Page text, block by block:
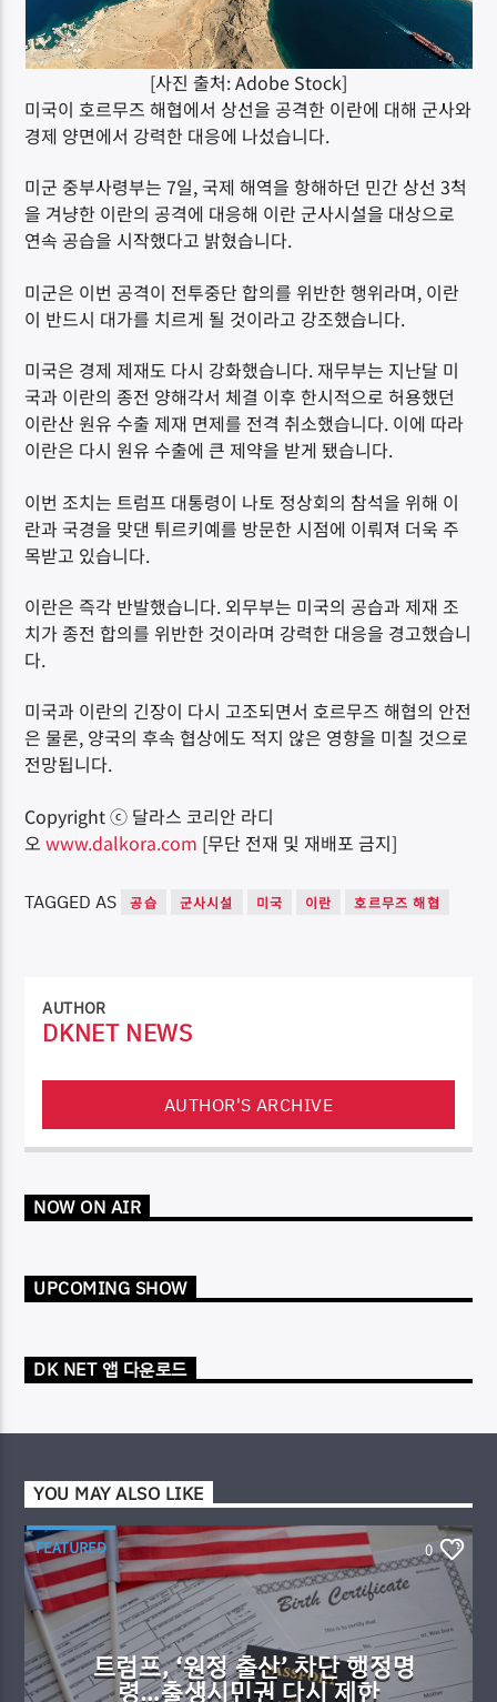
[사진 출처: Adobe Stock]
미국이 호르무즈 해협에서 상선을 공격한 이란에 대해 군사와
경제 양면에서 강력한 대응에 나섰습니다.
미군 중부사령부는 7일, 국제 해역을 항해하던 민간 상선 3척
을 겨냥한 이란의 공격에 대응해 이란 군사시설을 대상으로
연속 공습을 시작했다고 밝혔습니다.
미군은 이번 공격이 전투중단 합의를 위반한 행위라며, 이란
이 반드시 대가를 치르게 될 것이라고 강조했습니다.
미국은 경제 제재도 다시 강화했습니다. 재무부는 지난달 미
국과 이란의 종전 양해각서 체결 이후 한시적으로 허용했던
이란산 원유 수출 제재 면제를 전격 취소했습니다. 이에 따라
이란은 다시 원유 수출에 큰 제약을 받게 됐습니다.
이번 조치는 트럼프 대통령이 나토 정상회의 참석을 위해 이
란과 국경을 맞댄 튀르키예를 방문한 시점에 이뤄져 더욱 주
목받고 있습니다.
이란은 즉각 반발했습니다. 외무부는 미국의 공습과 제재 조
치가 종전 합의를 위반한 것이라며 강력한 대응을 경고했습니
다.
미국과 이란의 긴장이 다시 고조되면서 호르무즈 해협의 안전
은 물론, 양국의 후속 협상에도 적지 않은 영향을 미칠 것으로
전망됩니다.
Copyright ⓒ 달라스 코리안 라디
오www.dalkora.com [무단 전재 및 재배포 금지]
TAGGED AS 공습 군사시설 미국 이란 호르무즈 해협
AUTHOR
DKNET NEWS
AUTHOR'S ARCHIVE
NOW ON AIR
UPCOMING SHOW
DK NET 앱 다운로드
YOU MAY ALSO LIKE
FEATURED 0
트럼프, ‘원정 출산’ 차단 행정명
령…출생시민권 다시 제한